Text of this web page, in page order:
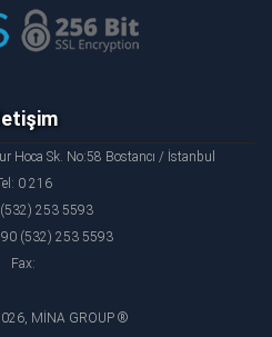
Hoca Sk. No:58 Bostancı / İstanbul
0 216
253 5593
(532) 253 5593
Fax:
MİNA GROUP ®